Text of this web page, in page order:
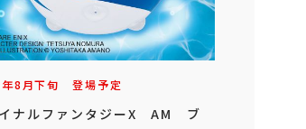
8月下旬 登場予定
ナルファンタジーX AM ブ